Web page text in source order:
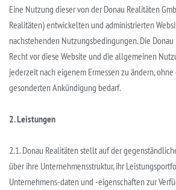
Eine Nutzung dieser von der Donau Realitäten
Realitäten) entwickelten und administrierten
nachstehenden Nutzungsbedingungen. Die
Recht vor diese Website und die allgemeinen
jederzeit nach eigenem Ermessen zu ändern,
gesonderten Ankündigung bedarf.
2. Leistungen
2.1. Donau Realitäten stellt auf der
über ihre Unternehmensstruktur, ihr
Unternehmens-daten und -eigenschaften zur